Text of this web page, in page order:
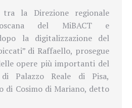
tra la Direzione regionale
del MiBACT e
la digitalizzazione del
di Raffaello, prosegue
opere più importanti del
Palazzo Reale di Pisa,
di Cosimo di Mariano, detto